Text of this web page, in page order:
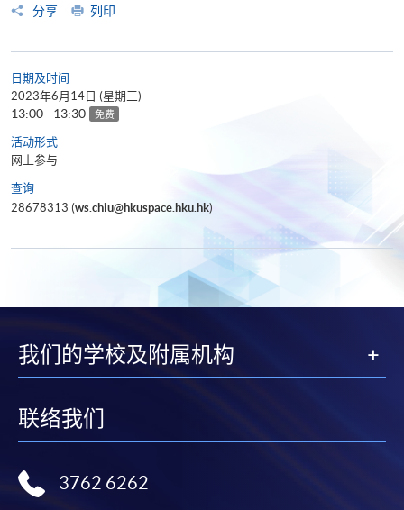
分享
列印
日期及时间
2023年6月14日 (星期三)
13:00 - 13:30 免费
活动形式
网上参与
查询
28678313 (ws.chiu@hkuspace.hku.hk)
我们的学校及附属机构
联络我们
3762 6262